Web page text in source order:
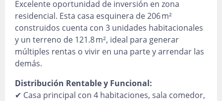
Excelente oportunidad de inversión en zona
residencial. Esta casa esquinera de 206 m²
construidos cuenta con 3 unidades habitacionales
y un terreno de 121.8 m², ideal para generar
múltiples rentas o vivir en una parte y arrendar las
demás.
Distribución Rentable y Funcional:
✔ Casa principal con 4 habitaciones, sala comedor,